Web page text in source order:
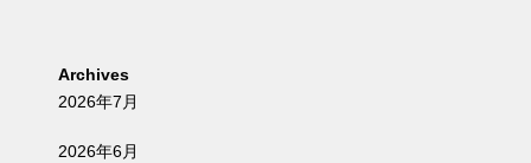
Archives
2026年7月
2026年6月